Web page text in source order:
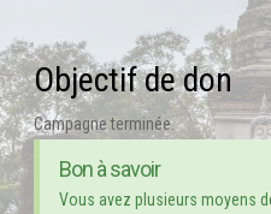
Objectif de don
Campagne terminée.
Bon à savoir
Vous avez plusieurs moyens